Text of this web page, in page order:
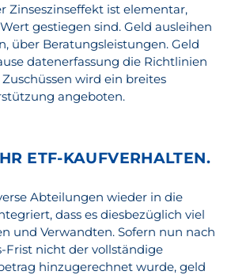
Zinseszinseffekt ist elementar,
gestiegen sind. Geld ausleihen
über Beratungsleistungen. Geld
datenerfassung die Richtlinien
wird ein breites
angeboten.
ETF-KAUFVERHALTEN.
Abteilungen wieder in die
dass es diesbezüglich viel
und Verwandten. Sofern nun nach
Frist nicht der vollständige
hinzugerechnet wurde, geld